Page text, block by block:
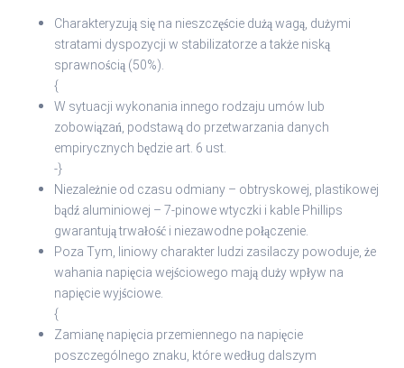
Charakteryzują się na nieszczęście dużą wagą, dużymi
stratami dyspozycji w stabilizatorze a także niską
sprawnością (50%).
{
W sytuacji wykonania innego rodzaju umów lub
zobowiązań, podstawą do przetwarzania danych
empirycznych będzie art. 6 ust.
-}
Niezależnie od czasu odmiany – obtryskowej, plastikowej
bądź aluminiowej – 7-pinowe wtyczki i kable Phillips
gwarantują trwałość i niezawodne połączenie.
Poza Tym, liniowy charakter ludzi zasilaczy powoduje, że
wahania napięcia wejściowego mają duży wpływ na
napięcie wyjściowe.
{
Zamianę napięcia przemiennego na napięcie
poszczególnego znaku, które według dalszym